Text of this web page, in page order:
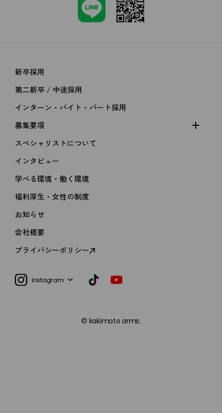
新卒採用
第二新卒 / 中途採用
インターン・バイト・パート採用
募集要項
スペシャリストについて
インタビュー
学べる環境・働く環境
福利厚生・女性の制度
お知らせ
会社概要
プライバシーポリシー
Instagram
kakimoto arms
MEN'S GROOMING SALON
RECRUIT
© kakimoto arms.